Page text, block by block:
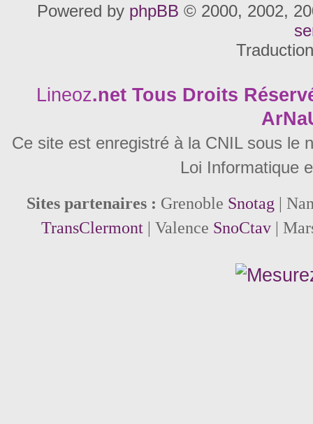
Powered by phpBB © 2000, 2002,
Lineoz.net Tous Droits
Ce site est enregistré à la CNIL sous le
Loi Informatique
Sites partenaires : Grenoble Snotag |
TransClermont| Valence SnoCtav|